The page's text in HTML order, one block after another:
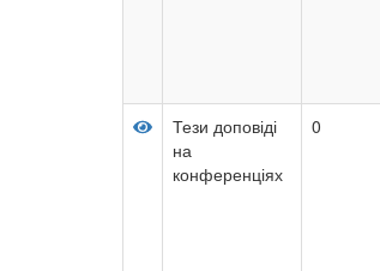
Тези доповіді
на
конференціях
0